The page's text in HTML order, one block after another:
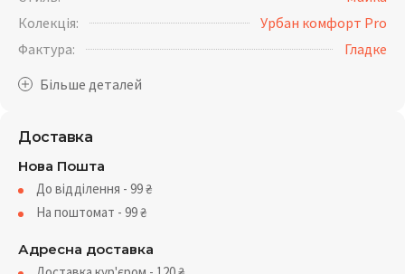
Колекція:
Урбан комфорт Pro
Фактура:
Гладке
Доставка
Нова Пошта
До відділення - 99₴
На поштомат - 99₴
Адресна доставка